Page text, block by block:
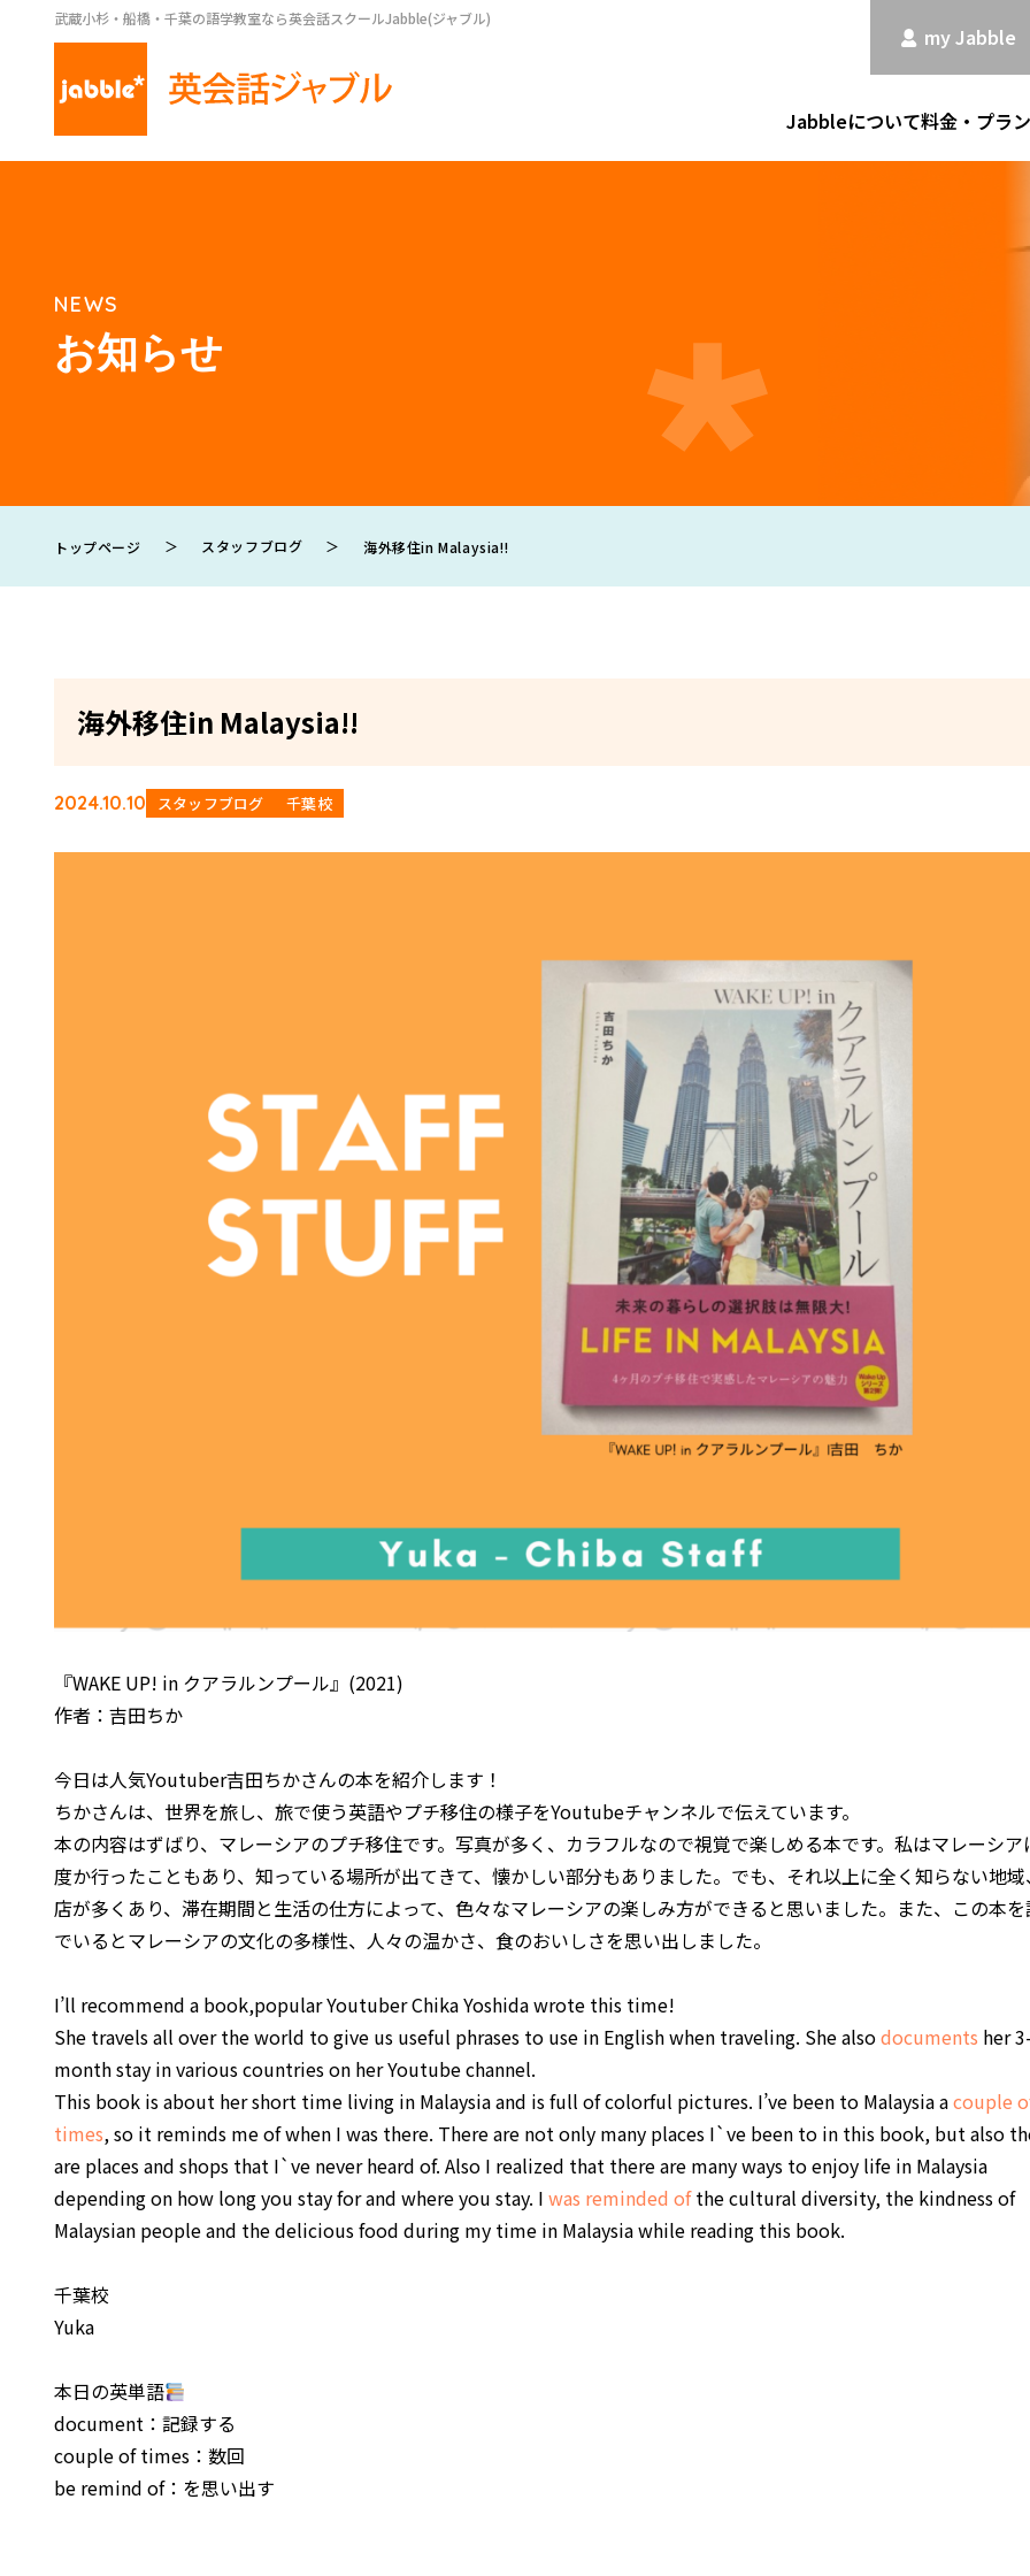
武蔵小杉・船橋・千葉の語学教室なら英会話スクールJabble(ジャブル)
my Jabble
Jabbleについて料金・プラン
NEWS
お知らせ
トップページ ＞ スタッフブログ ＞ 海外移住in Malaysia!!
海外移住in Malaysia!!
2024.10.10 スタッフブログ 千葉校
『WAKE UP! in クアラルンプール』(2021)
作者：吉田ちか
今日は人気Youtuber吉田ちかさんの本を紹介します！
ちかさんは、世界を旅し、旅で使う英語やプチ移住の様子をYoutubeチャンネルで伝えています。
本の内容はずばり、マレーシアのプチ移住です。写真が多く、カラフルなので視覚で楽しめる本です。私はマレーシア
度か行ったこともあり、知っている場所が出てきて、懐かしい部分もありました。でも、それ以上に全く知らない地
店が多くあり、滞在期間と生活の仕方によって、色々なマレーシアの楽しみ方ができると思いました。また、この本を
でいるとマレーシアの文化の多様性、人々の温かさ、食のおいしさを思い出しました。
I’ll recommend a book,popular Youtuber Chika Yoshida wrote this time!
She travels all over the world to give us useful phrases to use in English when traveling. She alsodocuments her
month stay in various countries on her Youtube channel.
This book is about her short time living in Malaysia and is full of colorful pictures. I’ve been to Malaysia acouple
times, so it reminds me of when I was there. There are not only many places I`ve been to in this book, but also
are places and shops that I`ve never heard of. Also I realized that there are many ways to enjoy life in Malaysia
depending on how long you stay for and where you stay. I was reminded ofthe cultural diversity, the kindness of
Malaysian people and the delicious food during my time in Malaysia while reading this book.
千葉校
Yuka
本日の英単語
document：記録する
couple of times：数回
be remind of：を思い出す